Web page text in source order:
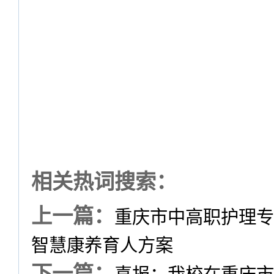
相关热词搜索：
上一篇：
重庆市中高职护理
智慧康养育人方案